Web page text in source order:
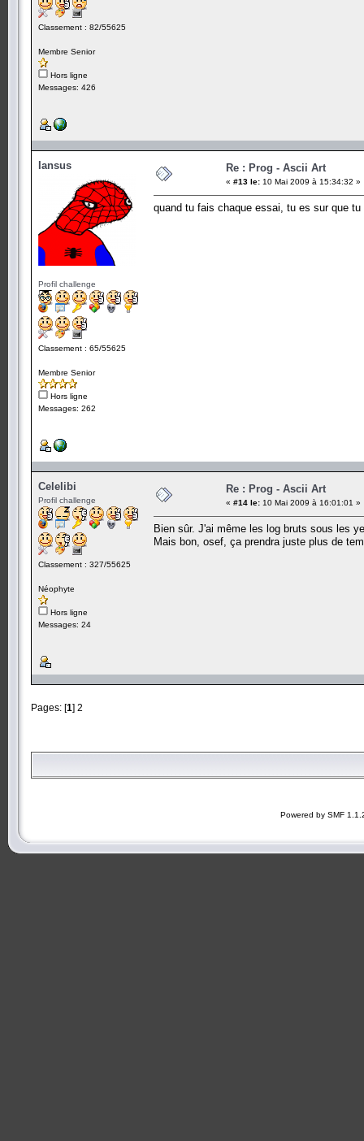
Classement : 82/55625
Membre Senior
Hors ligne
Messages: 426
Iansus
Profil challenge
Classement : 65/55625
Membre Senior
Hors ligne
Messages: 262
Re : Prog - Ascii Art
« #13 le: 10 Mai 2009 à 15:34:32 »
quand tu fais chaque essai, tu es sur que
Celelibi
Profil challenge
Classement : 327/55625
Néophyte
Hors ligne
Messages: 24
Re : Prog - Ascii Art
« #14 le: 10 Mai 2009 à 16:01:01 »
Bien sûr. J'ai même les log bruts sous les
Mais bon, osef, ça prendra juste plus de
Pages: [1] 2
Powered by SMF